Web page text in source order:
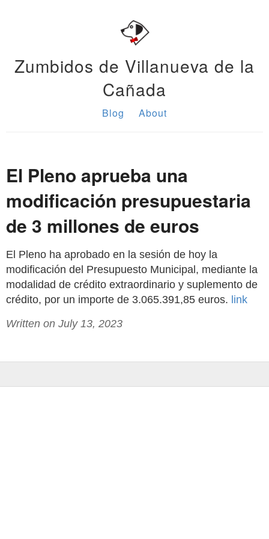
Zumbidos de Villanueva de la
Cañada
Blog About
El Pleno aprueba una
modificación presupuestaria
de 3 millones de euros
El Pleno ha aprobado en la sesión de hoy la
modificación del Presupuesto Municipal, mediante la
modalidad de crédito extraordinario y suplemento de
crédito, por un importe de 3.065.391,85 euros. link
Written on July 13, 2023